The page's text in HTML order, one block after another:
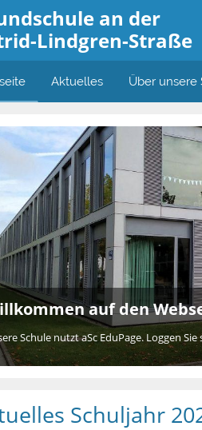
an der
Lindgren-Straße
Aktuelles Über unsere
auf den
Schule nutzt aSc EduPage. Loggen
Schuljahr